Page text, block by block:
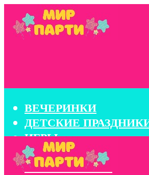
ВЕЧЕРИНКИ
ДЕТСКИЕ
ИГРЫ
КОНКУРСЫ
КОРПОРАТИВЫ